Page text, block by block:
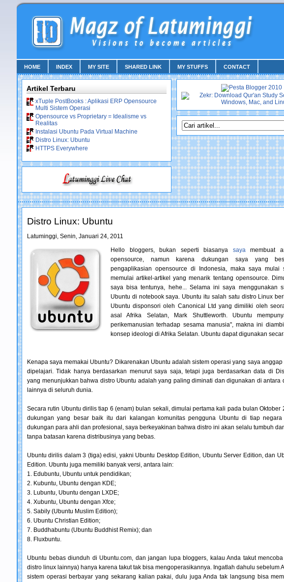
HOME INDEX MY SITE SHARED LINK MY STUFFS CONTACT
Artikel Terbaru
xTuple PostBooks : Aplikasi ERP Opensource
Multi Sistem Operasi
Opensource vs Proprietary = Idealisme vs
Realitas
Instalasi Ubuntu Pada Virtual Machine
Distro Linux: Ubuntu
HTTPS Everywhere
Distro Linux: Ubuntu
Latuminggi, Senin, Januari 24, 2011
Hello bloggers, bukan seperti biasanya sayamembuat
opensource, namun karena dukungan saya yang
pengaplikasian opensource di Indonesia, maka saya mulai
memulai artikel-artikel yang menarik tentang opensource.
saya bisa tentunya, hehe... Selama ini saya menggunakan
Ubuntu di notebook saya. Ubuntu itu salah satu distro Linux
Ubuntu disponsori oleh Canonical Ltd yang dimiliki oleh
asal Afrika Selatan, Mark Shuttleworth. Ubuntu
perikemanusian terhadap sesama manusia", makna ini
konsep ideologi di Afrika Selatan. Ubuntu dapat digunakan
Kenapa saya memakai Ubuntu? Dikarenakan Ubuntu adalah sistem operasi yang saya
dipelajari. Tidak hanya berdasarkan menurut saya saja, tetapi juga berdasarkan data di
yang menunjukkan bahwa distro Ubuntu adalah yang paling diminati dan digunakan di antara
lainnya di seluruh dunia.
Secara rutin Ubuntu dirilis tiap 6 (enam) bulan sekali, dimulai pertama kali pada bulan Oktober
dukungan yang besar baik itu dari kalangan komunitas pengguna Ubuntu di tiap
dukungan para ahli dan profesional, saya berkeyakinan bahwa distro ini akan selalu tumbuh
tanpa batasan karena distribusinya yang bebas.
Ubuntu dirilis dalam 3 (tiga) edisi, yakni Ubuntu Desktop Edition, Ubuntu Server Edition, dan
Edition. Ubuntu juga memiliki banyak versi, antara lain:
1. Edubuntu, Ubuntu untuk pendidikan;
2. Kubuntu, Ubuntu dengan KDE;
3. Lubuntu, Ubuntu dengan LXDE;
4. Xubuntu, Ubuntu dengan Xfce;
5. Sabily (Ubuntu Muslim Edition);
6. Ubuntu Christian Edition;
7. Buddhabuntu (Ubuntu Buddhist Remix); dan
8. Fluxbuntu.
Ubuntu bebas diunduh di Ubuntu.com, dan jangan lupa bloggers, kalau Anda takut
distro linux lainnya) hanya karena takut tak bisa mengoperasikannya. Ingatlah dahulu sebelum
sistem operasi berbayar yang sekarang kalian pakai, dulu juga Anda tak langsung bisa